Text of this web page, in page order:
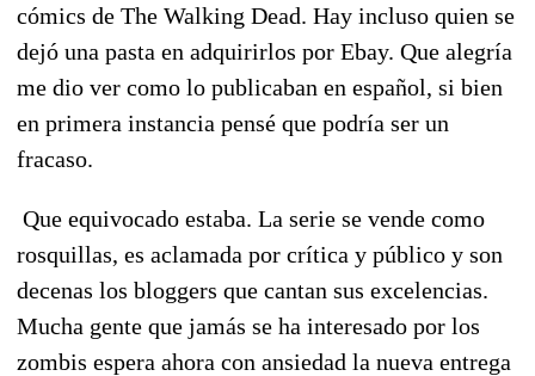
cómics de The Walking Dead. Hay incluso quien se
dejó una pasta en adquirirlos por Ebay. Que alegría
me dio ver como lo publicaban en español, si bien
en primera instancia pensé que podría ser un
fracaso.
Que equivocado estaba. La serie se vende como
rosquillas, es aclamada por crítica y público y son
decenas los bloggers que cantan sus excelencias.
Mucha gente que jamás se ha interesado por los
zombis espera ahora con ansiedad la nueva entrega